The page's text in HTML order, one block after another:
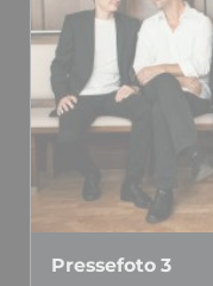
Pressefoto 3